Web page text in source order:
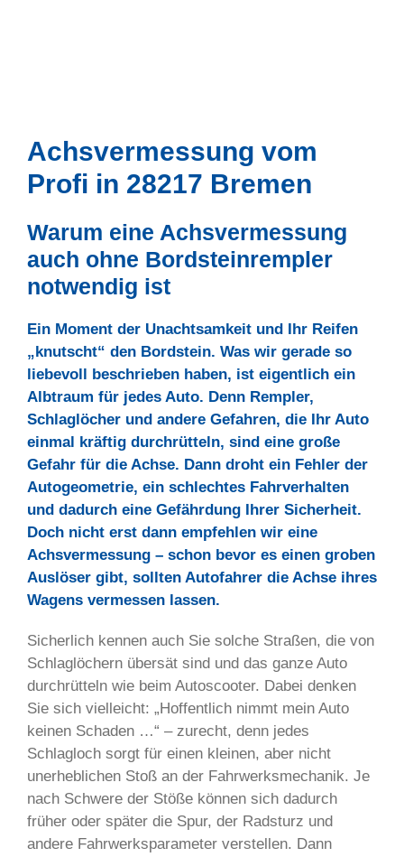
Achsvermessung vom
Profi in 28217 Bremen
Warum eine Achsvermessung
auch ohne Bordsteinrempler
notwendig ist
Ein Moment der Unachtsamkeit und Ihr Reifen
„knutscht“ den Bordstein. Was wir gerade so
liebevoll beschrieben haben, ist eigentlich ein
Albtraum für jedes Auto. Denn Rempler,
Schlaglöcher und andere Gefahren, die Ihr Auto
einmal kräftig durchrütteln, sind eine große
Gefahr für die Achse. Dann droht ein Fehler der
Autogeometrie, ein schlechtes Fahrverhalten
und dadurch eine Gefährdung Ihrer Sicherheit.
Doch nicht erst dann empfehlen wir eine
Achsvermessung – schon bevor es einen groben
Auslöser gibt, sollten Autofahrer die Achse ihres
Wagens vermessen lassen.
Sicherlich kennen auch Sie solche Straßen, die von
Schlaglöchern übersät sind und das ganze Auto
durchrütteln wie beim Autoscooter. Dabei denken
Sie sich vielleicht: „Hoffentlich nimmt mein Auto
keinen Schaden …“ – zurecht, denn jedes
Schlagloch sorgt für einen kleinen, aber nicht
unerheblichen Stoß an der Fahrwerksmechanik. Je
nach Schwere der Stöße können sich dadurch
früher oder später die Spur, der Radsturz und
andere Fahrwerksparameter verstellen. Dann